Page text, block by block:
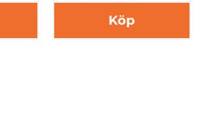
Köp